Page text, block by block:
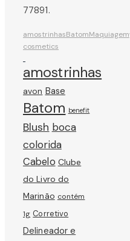
77891.
amostrinhasBatomMaquiagem
cosmetics
amostrinhas
avon Base
Batom benefit
Blush boca
colorida
Cabelo Clube
do Livro do
Marinão contém
1g Corretivo
Delineador e